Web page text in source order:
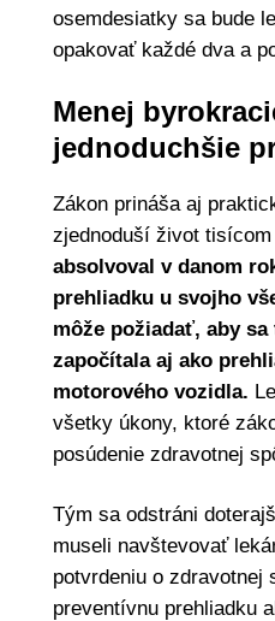
osemdesiatky sa bude
opakovať každé dva a
Menej
jednoduchšie
Zákon prináša aj
zjednoduší život tisícom
absolvoval v danom
prehliadku u svojho
môže požiadať, aby
započítala aj ako
motorového vozidla.
všetky úkony, ktoré
posúdenie zdravotnej
Tým sa odstráni
museli navštevovať
potvrdeniu o zdravotnej
preventívnu prehliadku